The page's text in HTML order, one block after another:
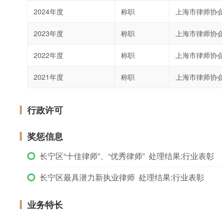
2024年度 称职 上海市律师协
2023年度 称职 上海市律师协
2022年度 称职 上海市律师协
2021年度 称职 上海市律师协
行政许可
奖惩信息
长宁区“十佳律师”、“优秀律师” 处理结果:行业表彰
长宁区最具潜力新执业律师 处理结果:行业表彰
业务特长